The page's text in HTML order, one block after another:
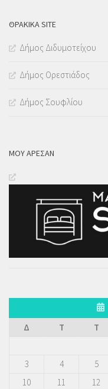
ΘΡΑΚΙΚΑ SITE
Δήμος Διδυμοτείχου
Δήμος Ορεστιάδος
Δήμος Σουφλίου
ΜΟΥ ΆΡΕΣΑΝ
Δ
Τ Τ
3
4 5
10
11 12